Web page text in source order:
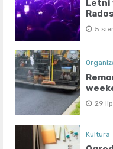
Letni
5
29
Kultura